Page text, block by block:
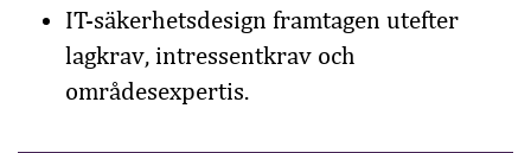
IT-säkerhetsdesign framtagen utefter
lagkrav, intressentkrav och
områdesexpertis.